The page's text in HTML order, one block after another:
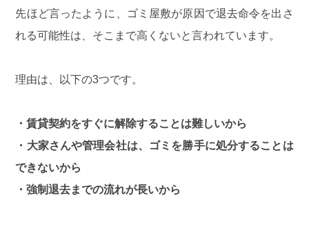
先ほど言ったように、ゴミ屋敷が原因で退去命令を出さ
れる可能性は、そこまで高くないと言われています。
理由は、以下の3つです。
・賃貸契約をすぐに解除することは難しいから
・大家さんや管理会社は、ゴミを勝手に処分することは
できないから
・強制退去までの流れが長いから